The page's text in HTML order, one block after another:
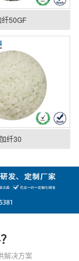
纤50GF
加纤30
解决方案